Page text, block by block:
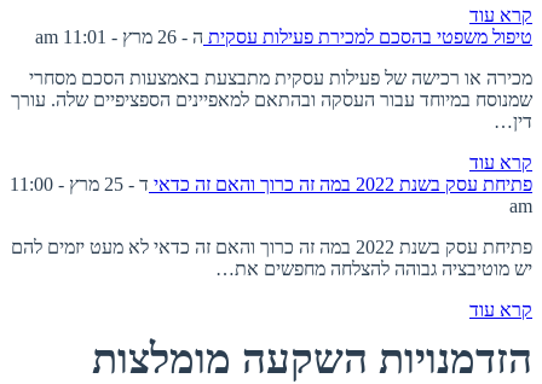
קרא עוד
טיפול משפטי בהסכם למכירת פעילות עסקית ה - 26 מרץ - 11:01 am
מכירה או רכישה של פעילות עסקית מתבצעת באמצעות הסכם מסחרי
שמנוסח במיוחד עבור העסקה ובהתאם למאפיינים הספציפיים שלה. עורך
דין…
קרא עוד
פתיחת עסק בשנת 2022 במה זה כרוך והאם זה כדאי
ד - 25 מרץ - 11:00
am
פתיחת עסק בשנת 2022 במה זה כרוך והאם זה כדאי לא מעט יזמים להם
יש מוטיבציה גבוהה להצלחה מחפשים את…
קרא עוד
הזדמנויות השקעה מומלצות